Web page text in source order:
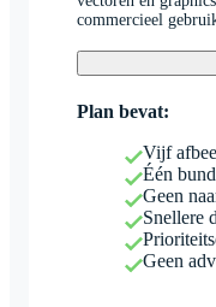
commercieel
Plan bevat:
Vijf
Één
Geen
Snellere
Geen